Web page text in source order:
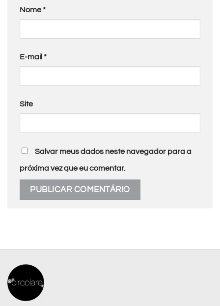
Nome*
E-mail *
Site
Salvar meus dados neste navegador para a
próxima vez que eu comentar.